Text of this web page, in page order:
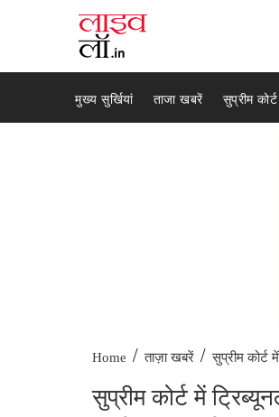
मुख्य सुर्खियां ताजा खबरें सुप्रीम कोर्ट
Home / ताज़ा खबरें / सुप्रीम कोर्ट
सुप्रीम कोर्ट में